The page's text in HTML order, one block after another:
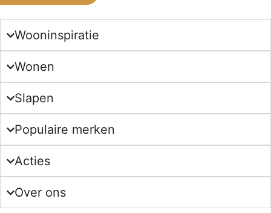
Wooninspiratie
Wonen
Slapen
Populaire merken
Acties
Over ons